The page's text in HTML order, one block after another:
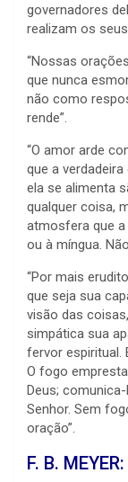
governadores
realizam os
“Nossas
que nunca
não como
rende”.
“O amor arde
que a
ela se alimenta
qualquer coisa,
atmosfera que
ou à míngua.
“Por mais
que seja sua
visão das
simpática sua
fervor espiritual.
O fogo
Deus;
Senhor. Sem
oração”.
F. B. MEYER: